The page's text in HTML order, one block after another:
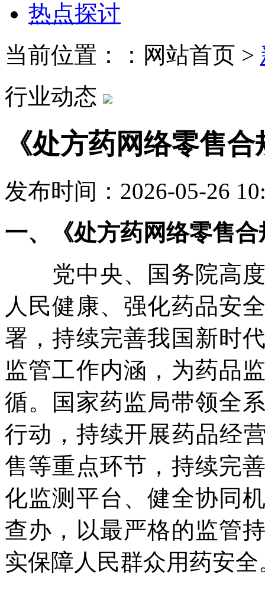
热点探讨
当前位置：：网站首页 >
行业动态
《处方药网络零售
发布时间：2026-05-26
一、《处方药网络零售
党中央、国务院高度
人民健康、强化药品安
署，持续完善我国新时
监管工作内涵，为药品
循。国家药监局带领全
行动，持续开展药品经
售等重点环节，持续完
化监测平台、健全协同
查办，以最严格的监管
实保障人民群众用药安全